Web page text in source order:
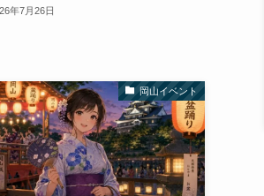
年7月26日
岡山イベント